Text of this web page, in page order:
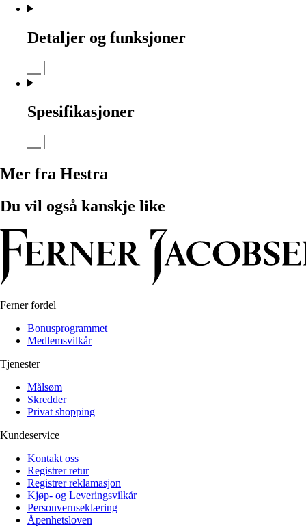
Detaljer og funksjoner
Spesifikasjoner
Mer fra Hestra
Du vil også kanskje like
Ferner fordel
Bonusprogrammet
Medlemsvilkår
Tjenester
Målsøm
Skredder
Privat shopping
Kundeservice
Kontakt oss
Registrer retur
Registrer reklamasjon
Kjøp- og Leveringsvilkår
Personvernseklæring
Åpenhetsloven